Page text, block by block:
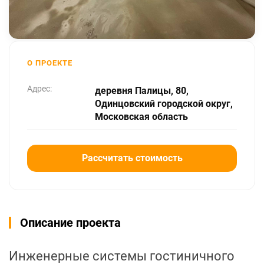
О ПРОЕКТЕ
Адрес:
деревня Палицы, 80,
Одинцовский городской округ,
Московская область
Рассчитать стоимость
Описание проекта
Инженерные системы гостиничного